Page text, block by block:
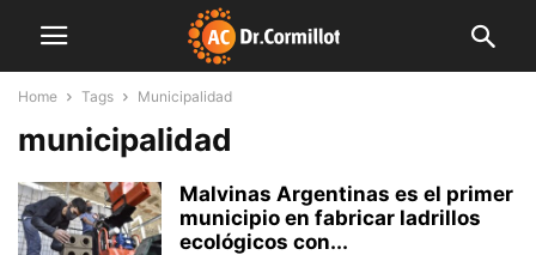
Home Tags Municipalidad
municipalidad
Malvinas Argentinas es el primer
municipio en fabricar ladrillos
ecológicos con...